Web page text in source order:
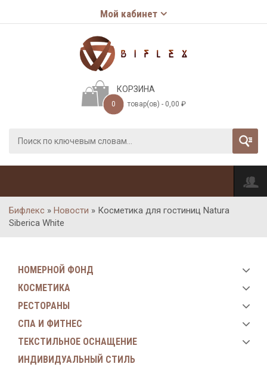
Мой кабинет
КОРЗИНА
0 товар(ов) - 0,00 ₽
Бифлекс » Новости » Косметика для гостиниц Natura
Siberica White
НОМЕРНОЙ ФОНД
КОСМЕТИКА
РЕСТОРАНЫ
СПА И ФИТНЕС
ТЕКСТИЛЬНОЕ ОСНАЩЕНИЕ
ИНДИВИДУАЛЬНЫЙ СТИЛЬ